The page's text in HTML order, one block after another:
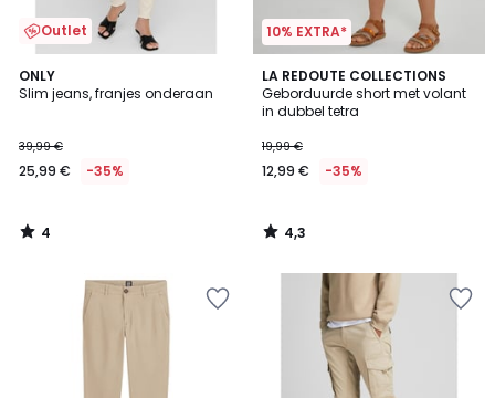
Outlet
ONLY
Slim jeans, franjes onderaan
39,99 €
25,99 € -35%
4
/
4
/
10% EXTRA*
LA REDOUTE COLLECTIONS
Geborduurde short met volant
in dubbel tetra
19,99 €
12,99 € -35%
4,3
/ 5
4,3
/